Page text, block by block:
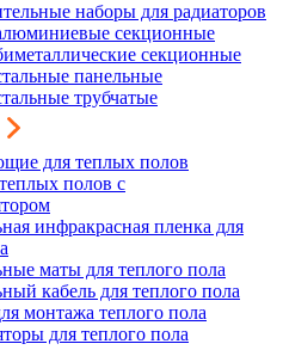
наборы для радиаторов
секционные
секционные
панельные
трубчатые
для теплых полов
полов с
инфракрасная пленка для
маты для теплого пола
кабель для теплого пола
монтажа теплого пола
для теплого пола